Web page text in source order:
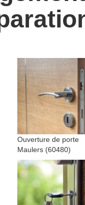
Ouverture de porte
Maulers (60480)